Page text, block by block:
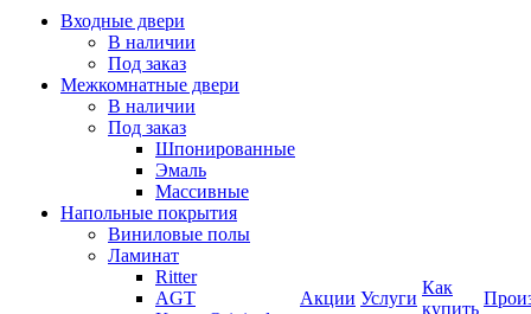
Входные двери
В наличии
Под заказ
Межкомнатные двери
В наличии
Под заказ
Шпонированные
Эмаль
Массивные
Напольные покрытия
Виниловые полы
Ламинат
Ritter
AGT
Акции Услуги
Как
купить